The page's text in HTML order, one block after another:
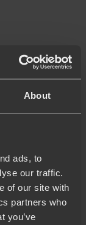
About
ads, to
our traffic.
of our site with
partners who
you’ve